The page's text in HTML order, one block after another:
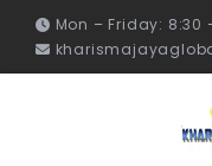
Mon – Friday: 8:30